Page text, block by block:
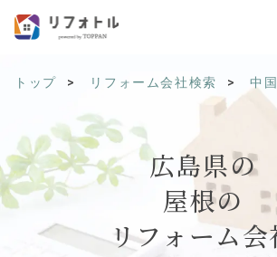
トップ リフォーム会社検索 中
広島県の
屋根の
リフォーム会